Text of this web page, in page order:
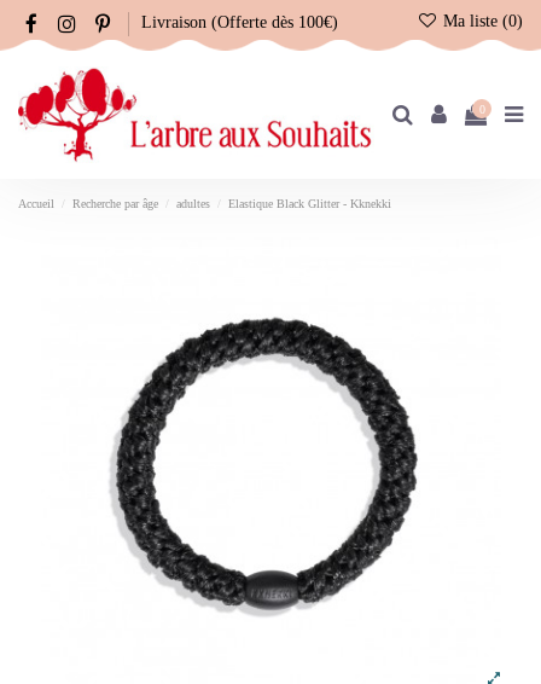
Livraison (Offerte dès 100€) Ma liste (0)
0
Accueil Recherche par âge adultes Elastique Black Glitter - Kknekki